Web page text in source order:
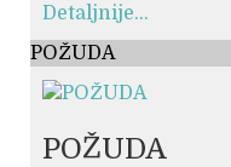
Detaljnije...
POŽUDA
POŽUDA